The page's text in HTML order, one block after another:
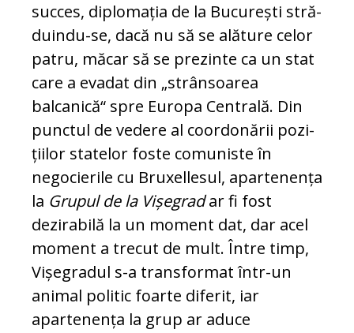
suc­ces, diplomația de la București stră­
du­in­du-se, dacă nu să se alăture celor
patru, mă­car să se prezinte ca un stat
care a evadat din „strânsoarea
balcanică“ spre Europa Cen­tra­lă. Din
punctul de vedere al coordonării po­zi­
țiilor statelor foste comuniste în
negocierile cu Bruxellesul, apartenența
la Grupul de la Vișegradar fi fost
dezirabilă la un moment dat, dar acel
moment a trecut de mult. Între timp,
Vișegradul s-a transformat într-un
ani­mal politic foarte diferit, iar
apartenența la grup ar aduce